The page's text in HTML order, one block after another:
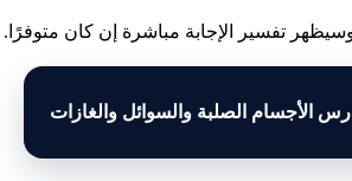
تفسير الإجابة مباشرة إن كان متوفرًا.
درس الأجسام الصلبة والسوائل والغازات